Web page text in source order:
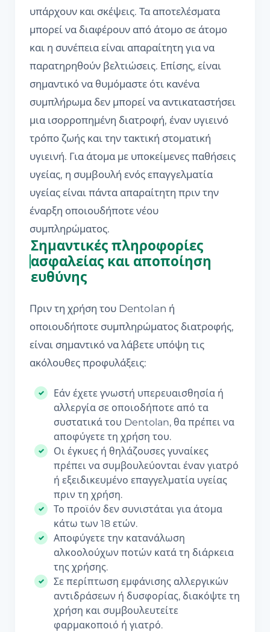
υπάρχουν και σκέψεις. Τα αποτελέσματα
μπορεί να διαφέρουν από άτομο σε άτομο
και η συνέπεια είναι απαραίτητη για να
παρατηρηθούν βελτιώσεις. Επίσης, είναι
σημαντικό να θυμόμαστε ότι κανένα
συμπλήρωμα δεν μπορεί να αντικαταστήσει
μια ισορροπημένη διατροφή, έναν υγιεινό
τρόπο ζωής και την τακτική στοματική
υγιεινή. Για άτομα με υποκείμενες παθήσεις
υγείας, η συμβουλή ενός επαγγελματία
υγείας είναι πάντα απαραίτητη πριν την
έναρξη οποιουδήποτε νέου
συμπληρώματος.
Σημαντικές πληροφορίες
ασφαλείας και αποποίηση
ευθύνης
Πριν τη χρήση του Dentolan ή
οποιουδήποτε συμπληρώματος διατροφής,
είναι σημαντικό να λάβετε υπόψη τις
ακόλουθες προφυλάξεις:
Εάν έχετε γνωστή υπερευαισθησία ή
αλλεργία σε οποιοδήποτε από τα
συστατικά του Dentolan, θα πρέπει να
αποφύγετε τη χρήση του.
Οι έγκυες ή θηλάζουσες γυναίκες
πρέπει να συμβουλεύονται έναν γιατρό
ή εξειδικευμένο επαγγελματία υγείας
πριν τη χρήση.
Το προϊόν δεν συνιστάται για άτομα
κάτω των 18 ετών.
Αποφύγετε την κατανάλωση
αλκοολούχων ποτών κατά τη διάρκεια
της χρήσης.
Σε περίπτωση εμφάνισης αλλεργικών
αντιδράσεων ή δυσφορίας, διακόψτε τη
χρήση και συμβουλευτείτε
φαρμακοποιό ή γιατρό.